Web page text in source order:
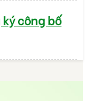
công bố